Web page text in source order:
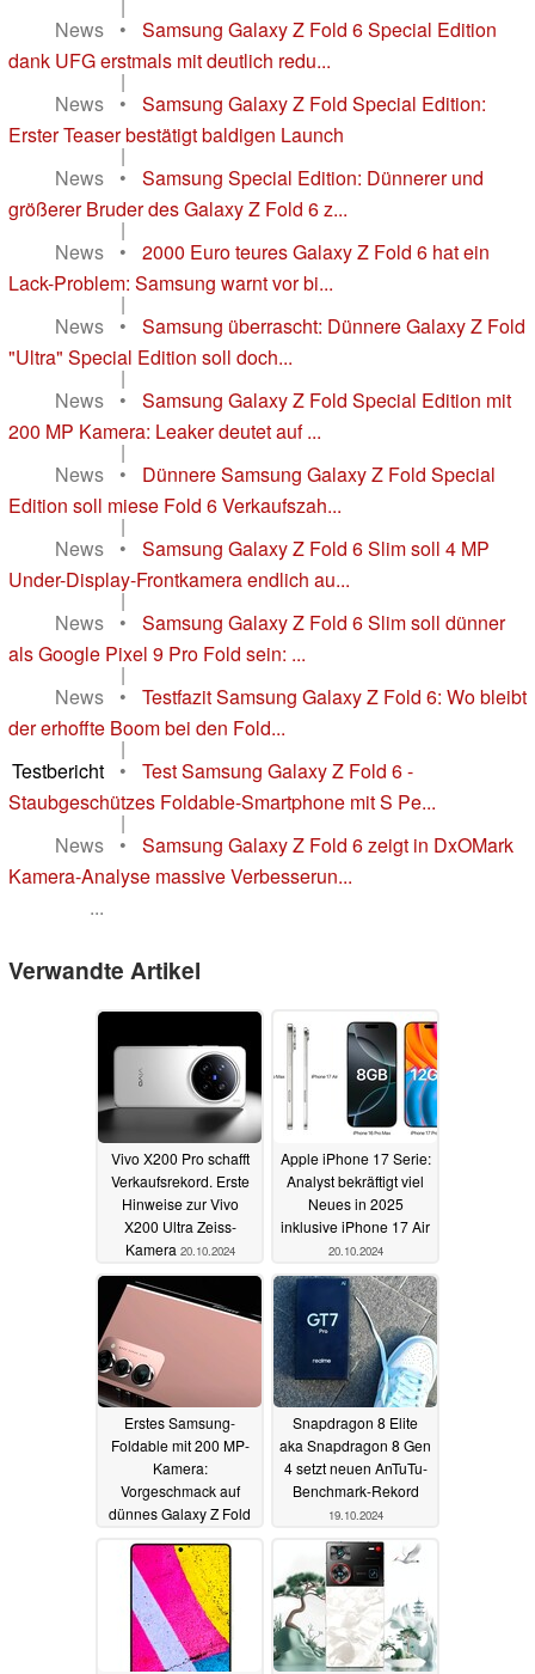
News
•
Samsung Galaxy Z Fold 6 Special Edition
dank UFG erstmals mit deutlich redu...
|
News
•
Samsung Galaxy Z Fold Special Edition:
Erster Teaser bestätigt baldigen Launch
|
News
•
Samsung Special Edition: Dünnerer und
größerer Bruder des Galaxy Z Fold 6 z...
|
News
•
2000 Euro teures Galaxy Z Fold 6 hat ein
Lack-Problem: Samsung warnt vor bi...
|
News
•
Samsung überrascht: Dünnere Galaxy Z Fold
"Ultra" Special Edition soll doch...
|
News
•
Samsung Galaxy Z Fold Special Edition mit
200 MP Kamera: Leaker deutet auf ...
|
News
•
Dünnere Samsung Galaxy Z Fold Special
Edition soll miese Fold 6 Verkaufszah...
|
News
•
Samsung Galaxy Z Fold 6 Slim soll 4 MP
Under-Display-Frontkamera endlich au...
|
News
•
Samsung Galaxy Z Fold 6 Slim soll dünner
als Google Pixel 9 Pro Fold sein: ...
|
News
•
Testfazit Samsung Galaxy Z Fold 6: Wo bleibt
der erhoffte Boom bei den Fold...
|
Testbericht
•
Test Samsung Galaxy Z Fold 6 -
Staubgeschützes Foldable-Smartphone mit S Pe...
|
News
•
Samsung Galaxy Z Fold 6 zeigt in DxOMark
Kamera-Analyse massive Verbesserun...
...
Verwandte Artikel
Vivo X200 Pro schafft
Verkaufsrekord. Erste
Hinweise zur Vivo
X200 Ultra Zeiss-
Kamera 20.10.2024
Apple iPhone 17 Serie:
Analyst bekräftigt viel
Neues in 2025
inklusive iPhone 17 Air
20.10.2024
Erstes Samsung-
Foldable mit 200 MP-
Kamera:
Vorgeschmack auf
dünnes Galaxy Z Fold
20.10.2024
Snapdragon 8 Elite
aka Snapdragon 8 Gen
4 setzt neuen AnTuTu-
Benchmark-Rekord
19.10.2024